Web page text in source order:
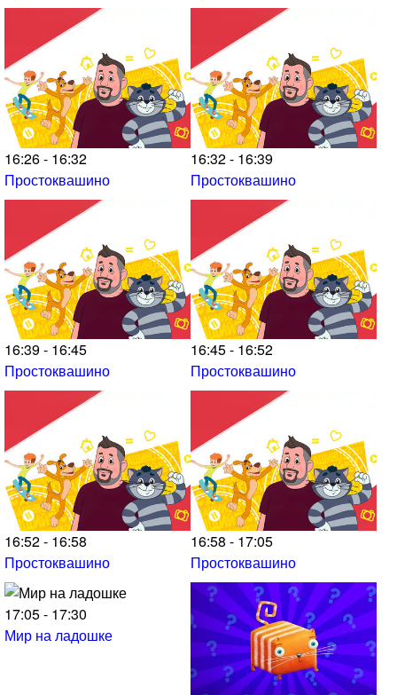
16:26 - 16:32
Простоквашино
16:32 - 16:39
Простоквашино
16:39 - 16:45
Простоквашино
16:45 - 16:52
Простоквашино
16:52 - 16:58
Простоквашино
16:58 - 17:05
Простоквашино
17:05 - 17:30
Мир на ладошке